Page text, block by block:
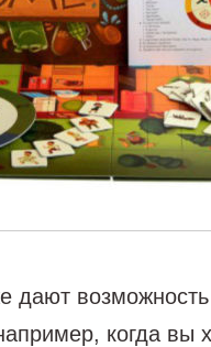
дают возможность
когда вы